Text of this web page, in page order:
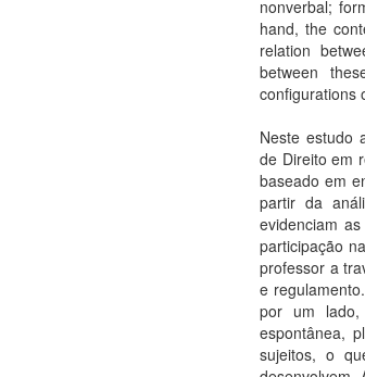
nonverbal;
hand, the
relation
between
configurations
Neste estudo
de Direito em
baseado em
partir da
evidenciam
participação
professor a
e
por um lado,
espontânea,
sujeitos, o